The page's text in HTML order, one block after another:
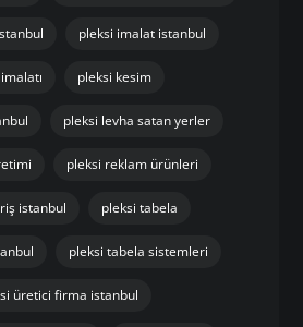
pleksi imalat istanbul
pleksi kesim
pleksi levha satan yerler
pleksi reklam ürünleri
istanbul pleksi tabela
pleksi tabela sistemleri
üretici firma istanbul